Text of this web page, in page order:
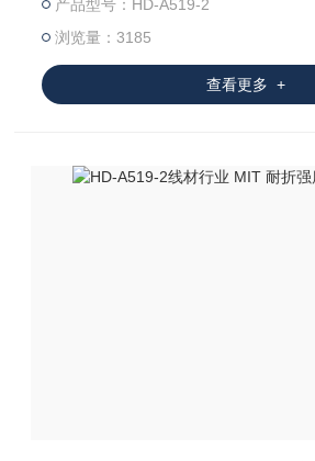
试，适用于造纸包装印刷行业、通信设
关行业科研机构和质检部门。
产品型号：HD-A519-2
浏览量：3185
查看更多 +